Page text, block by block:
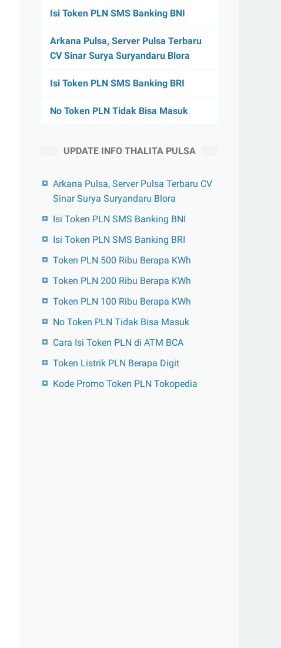
Isi Token PLN SMS Banking BNI
Arkana Pulsa, Server Pulsa Terbaru
CV Sinar Surya Suryandaru Blora
Isi Token PLN SMS Banking BRI
No Token PLN Tidak Bisa Masuk
UPDATE INFO THALITA PULSA
Arkana Pulsa, Server Pulsa Terbaru CV
Sinar Surya Suryandaru Blora
Isi Token PLN SMS Banking BNI
Isi Token PLN SMS Banking BRI
Token PLN 500 Ribu Berapa KWh
Token PLN 200 Ribu Berapa KWh
Token PLN 100 Ribu Berapa KWh
No Token PLN Tidak Bisa Masuk
Cara Isi Token PLN di ATM BCA
Token Listrik PLN Berapa Digit
Kode Promo Token PLN Tokopedia